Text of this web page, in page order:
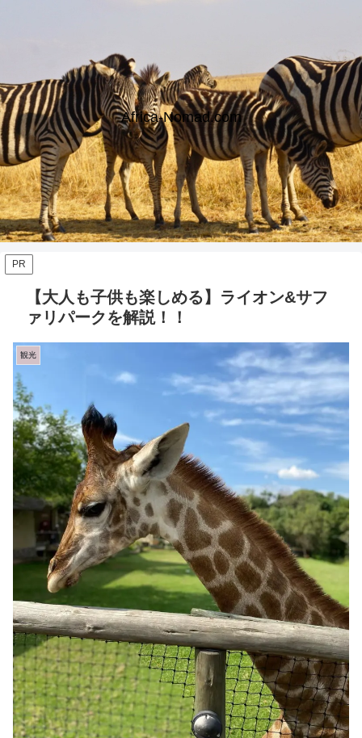
Africa-Nomad.com
PR
【大人も子供も楽しめる】ライオン&サフ
ァリパークを解説！！
観光